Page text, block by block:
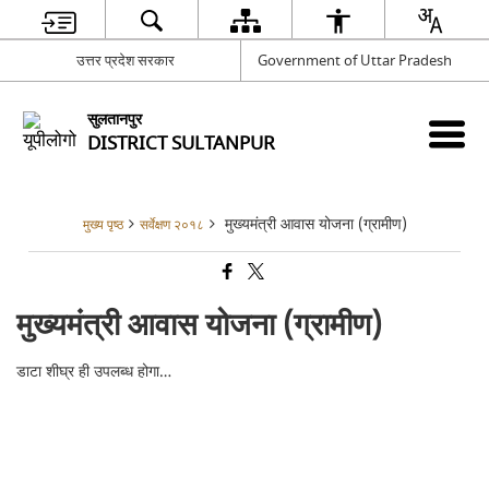
उत्तर प्रदेश सरकार Government of Uttar Pradesh
सुलतानपुर
DISTRICT SULTANPUR
मुख्य पृष्ठ सर्वेक्षण २०१८ मुख्यमंत्री आवास योजना (ग्रामीण)
मुख्यमंत्री आवास योजना (ग्रामीण)
डाटा शीघ्र ही उपलब्ध होगा…